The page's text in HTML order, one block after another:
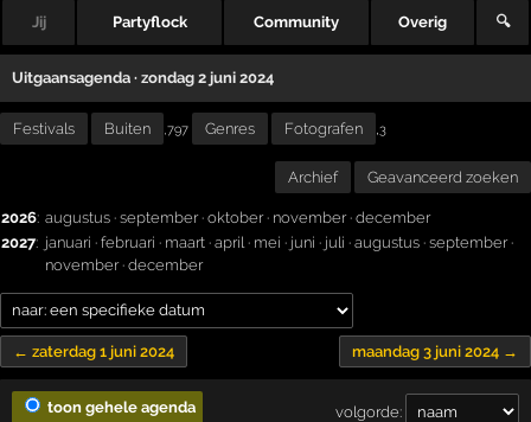
Jij Partyflock Community Overig 🔍
Uitgaansagenda · zondag 2 juni 2024
Festivals Buiten ,797 Genres Fotografen ,3
Archief Geavanceerd zoeken
2026: augustus · september· oktober· november· december
2027: januari · februari · maart · april· mei · juni · juli · augustus · september·
november· december
← zaterdag 1 juni 2024 maandag 3 juni 2024 →
volgorde:
toon gehele agenda